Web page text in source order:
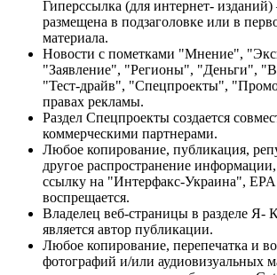
Гиперссылка (для интернет-
размещена в подзаголовке или в
материала.
Новости с пометками "Мнение",
"Заявление", "Регионы", "Деньги",
"Тест-драйв", "Спецпроекты",
правах рекламы.
Раздел Спецпроекты создается
коммерческими партнерами.
Любое копирование, публикация,
другое распространение
ссылку на "Интерфакс-Украина", EPA
воспрещается.
Владелец веб-страницы в разделе Я-
является автор публикации.
Любое копирование, перепечатка и
фотографий и/или аудиовизуальных